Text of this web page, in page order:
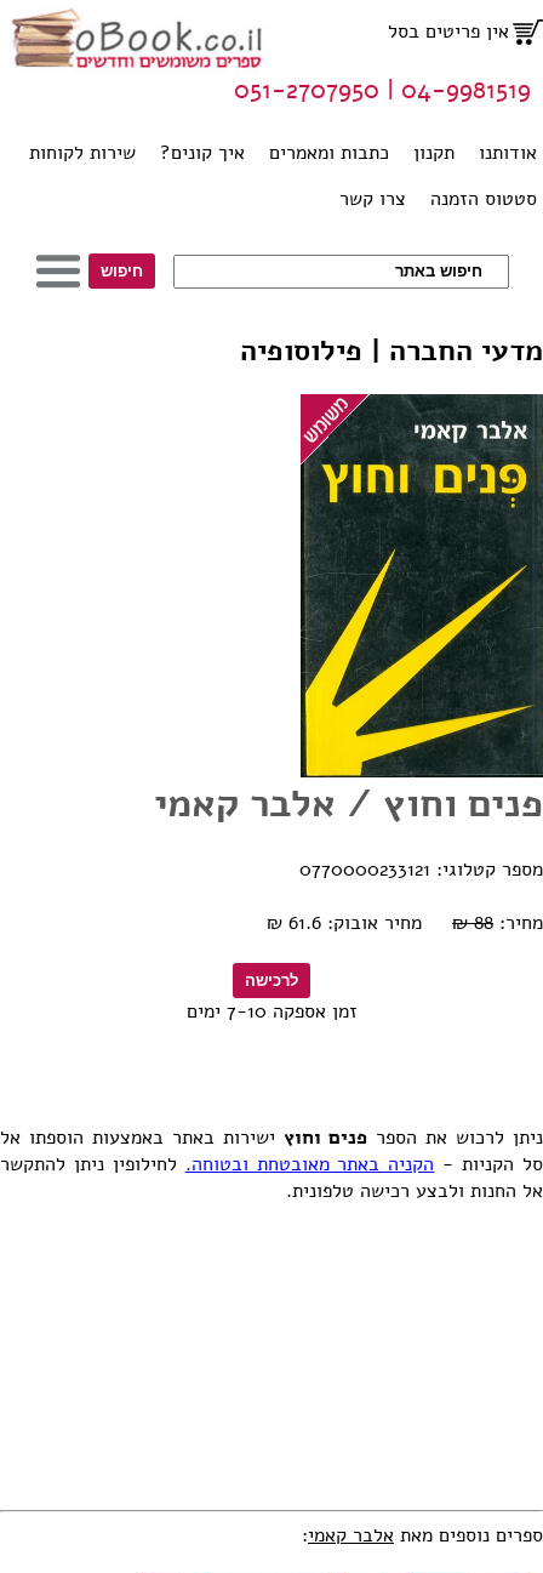
אין פריטים בסל
אודותנו תקנון כתבות ומאמרים איך קונים?
שירות לקוחות
סטטוס הזמנה
צרו קשר
04-9981519 | 051-2707950
מדעי החברה | פילוסופיה
פנים וחוץ / אלבר קאמי
מספר קטלוגי: 0770000233121
מחיר: 88 ₪ מחיר אובוק: 61.6 ₪
זמן אספקה 7-10 ימים
ניתן לרכוש את הספר פנים וחוץ ישירות באתר באמצעות הוספתו אל
סל הקניות - הקניה באתר מאובטחת ובטוחה. לחילופין ניתן להתקשר
אל החנות ולבצע רכישה טלפונית.
ספרים נוספים מאת אלבר קאמי: